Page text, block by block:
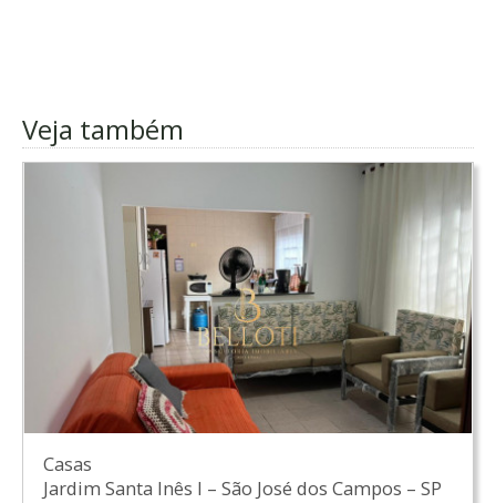
Veja também
Casas
Jardim Santa Inês I – São José dos Campos – SP